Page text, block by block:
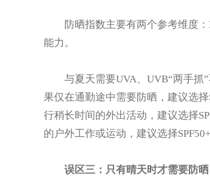
防晒指数主要有两个参考维度：
能力。
与夏天需要UVA、UVB“两手抓”
果仅在通勤途中需要防晒，建议选
行稍长时间的外出活动，建议选择
的户外工作或运动，建议选择
误区三：只有晴天时才需要防晒